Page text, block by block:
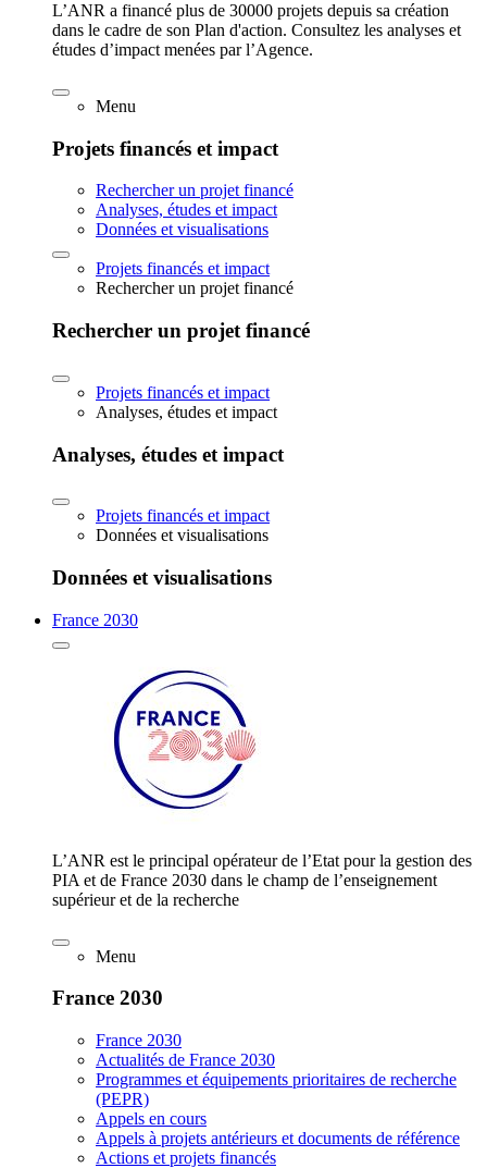
L’ANR a financé plus de 30000 projets depuis sa création
dans le cadre de son Plan d'action. Consultez les analyses et
études d’impact menées par l’Agence.
Menu
Projets financés et impact
Rechercher un projet financé
Analyses, études et impact
Données et visualisations
Projets financés et impact
Rechercher un projet financé
Rechercher un projet financé
Projets financés et impact
Analyses, études et impact
Analyses, études et impact
Projets financés et impact
Données et visualisations
Données et visualisations
France 2030
L’ANR est le principal opérateur de l’Etat pour la gestion des
PIA et de France 2030 dans le champ de l’enseignement
supérieur et de la recherche
Menu
France 2030
France 2030
Actualités de France 2030
Programmes et équipements prioritaires de recherche
(PEPR)
Appels en cours
Appels à projets antérieurs et documents de référence
Actions et projets financés